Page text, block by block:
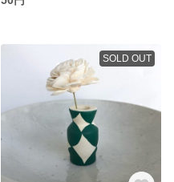
SOLD OUT